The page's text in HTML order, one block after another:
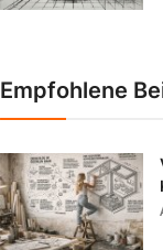
Empfohlene